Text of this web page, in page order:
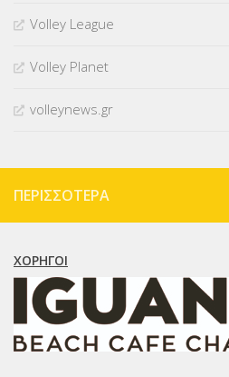
Volley League
Volley Planet
volleynews.gr
ΠΕΡΙΣΣΌΤΕΡΑ
ΧΟΡΗΓΟΊ